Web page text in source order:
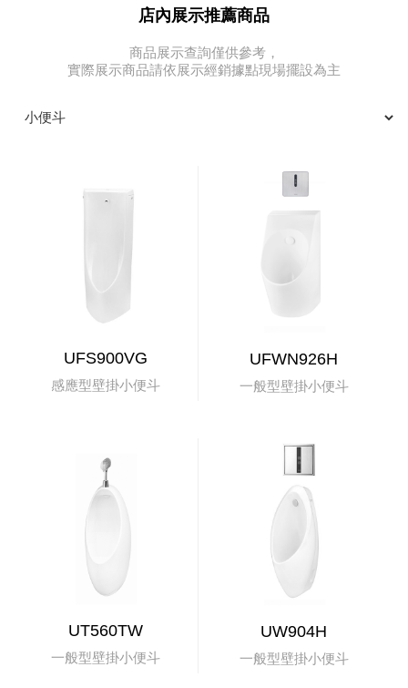
店內展示推薦商品
商品展示查詢僅供參考，
實際展示商品請依展示經銷據點現場擺設為主
UFS900VG
感應型壁掛小便斗
UFWN926H
一般型壁掛小便斗
UT560TW
一般型壁掛小便斗
UW904H
一般型壁掛小便斗